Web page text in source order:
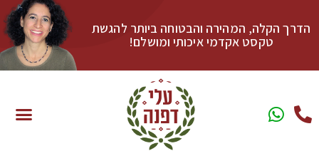
הדרך הקלה, המהירה והבטוחה ביותר להגשת
טקסט אקדמי איכותי ומושלם!